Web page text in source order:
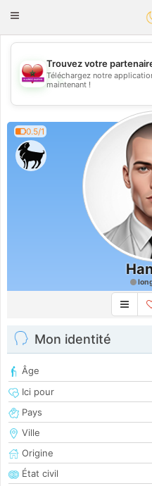
Toggle
💖
💕
Trouvez votre
Téléchargez notre
maintenant !
0.5/1
Mon identité
Âge
Ici pour
Pays
Ville
Origine
État civil